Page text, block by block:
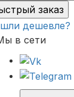
заказ
дешевле?
в сети